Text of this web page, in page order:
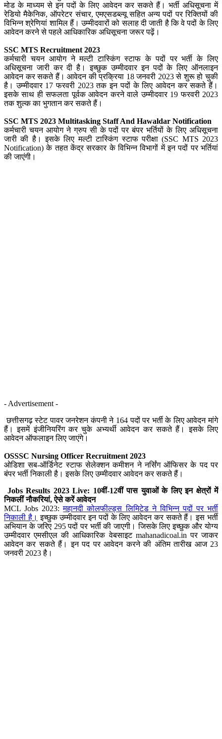
मोड के माध्यम से इन पदों के लिए आवेदन कर सकते हैं। भर्ती अधिसूचना में
रेडियो मैकेनिक, ऑपरेटर संचार, एमएसडब्ल्यू सहित अन्य पदों पर रिक्तियों की
विभिन्न श्रेणियां शामिल हैं। उम्मीदवारों को सलाह दी जाती है कि वे पदों के लिए
आवेदन करने से पहले आधिकारिक अधिसूचना जरूर पढ़ें।
SSC MTS Recruitment 2023
कर्मचारी चयन आयोग ने मल्टी टास्किंग स्टाफ के पदों पर भर्ती के लिए
अधिसूचना जारी कर दी है। इच्छुक उम्मीदवार इन पदों के लिए ऑनलाइन
आवेदन कर सकते हैं। आवेदन की प्रक्रिया 18 जनवरी 2023 से शुरू हो चुकी
है। उम्मीदवार 17 फरवरी 2023 तक इन पदों के लिए आवेदन कर सकते हैं।
इसके साथ ही सफलता पूर्वक आवेदन करने वाले उम्मीदवार 19 फरवरी 2023
तक शुल्क का भुगतान कर सकते हैं।
SSC MTS 2023 Multitasking Staff And Hawaldar Notification
कर्मचारी चयन आयोग ने ग्रुप सी के पदों पर बंपर भर्तियों के लिए अधिसूचना
जारी की है। इसके लिए मल्टी टास्किंग स्टाफ परीक्षा (SSC MTS 2023
Notification) के तहत केंद्र सरकार के विभिन्न विभागों में इन पदों पर भर्तियां
की जाएंगी।
- Advertisement -
छत्तीसगढ़ स्टेट पावर जनरेशन कंपनी ने 164 पदों पर भर्ती के लिए आवेदन मांगे
हैं। इसमें इंजीनियरिंग कर चुके अभ्यर्थी आवेदन कर सकते हैं। इसके लिए
आवेदन ऑफलाइन लिए जाएंगे।
OSSSC Nursing Officer Recruitment 2023
ओडिशा सब-ऑर्डिनेट स्टाफ सेलेक्शन कमीशन ने नर्सिंग ऑफिसर के पद पर
बंपर भर्ती निकाली है। इसके लिए उम्मीदवार आवेदन कर सकते हैं।
Jobs Results 2023 Live: 10वीं-12वीं पास युवाओं के लिए इन क्षेत्रों में
निकलीं नौकरियां, ऐसे करें आवेदन
MCL Jobs 2023:महानदी कोलफील्ड्स लिमिटेड ने विभिन्न पदों पर भर्ती
निकाली है। इच्छुक उम्मीदवार इन पदों के लिए आवेदन कर सकते हैं। इस भर्ती
अभियान के जरिए 295 पदों पर भर्ती की जाएगी। जिसके लिए इच्छुक और योग्य
उम्मीदवार एमसीएल की आधिकारिक वेबसाइट mahanadicoal.in पर जाकर
आवेदन कर सकते हैं। इन पद पर आवेदन करने की अंतिम तारीख आज 23
जनवरी 2023 है।